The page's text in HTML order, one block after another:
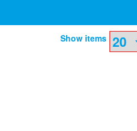
Show items